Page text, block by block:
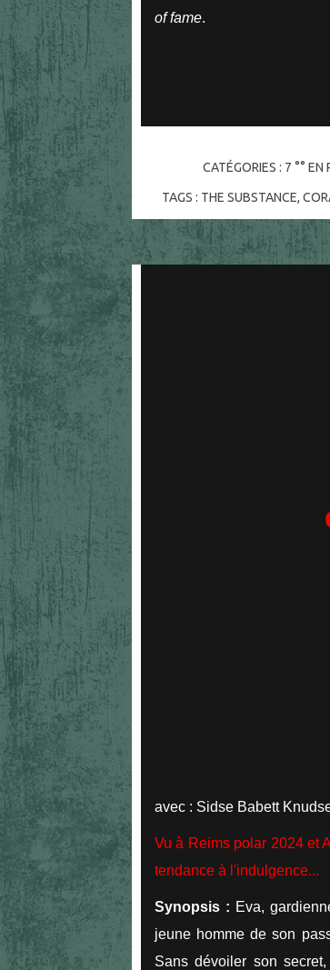
of fame.
CATÉGORIES : 7 °° EN
TAGS : THE SUBSTANCE,
avec : Sidse Babett
Vu à Reims polar 2024 et
tendance à l'indulgence...
Synopsis : Eva,
jeune homme de son
Sans dévoiler son